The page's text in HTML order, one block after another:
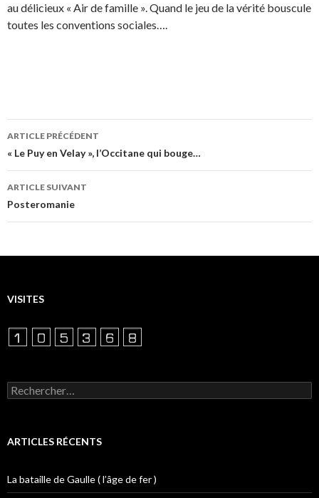
au délicieux « Air de famille ». Quand le jeu de la vérité bouscule
toutes les conventions sociales….
Navigation
des
articles
ARTICLE PRÉCÉDENT
« Le Puy en Velay », l’Occitane qui bouge…
ARTICLE SUIVANT
Posteromanie
VISITES
Rechercher :
ARTICLES RÉCENTS
La bataille de Gaulle ( l’âge de fer )